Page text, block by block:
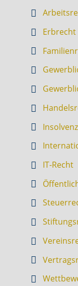
Erbrecht
IT-Recht